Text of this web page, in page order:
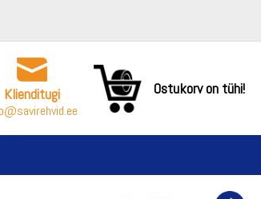
Klienditugi Ostukorv on tühi!